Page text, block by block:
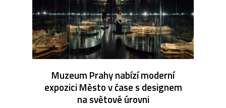
Muzeum Prahy nabízí moderní
expozici Město v čase s designem
na světové úrovni